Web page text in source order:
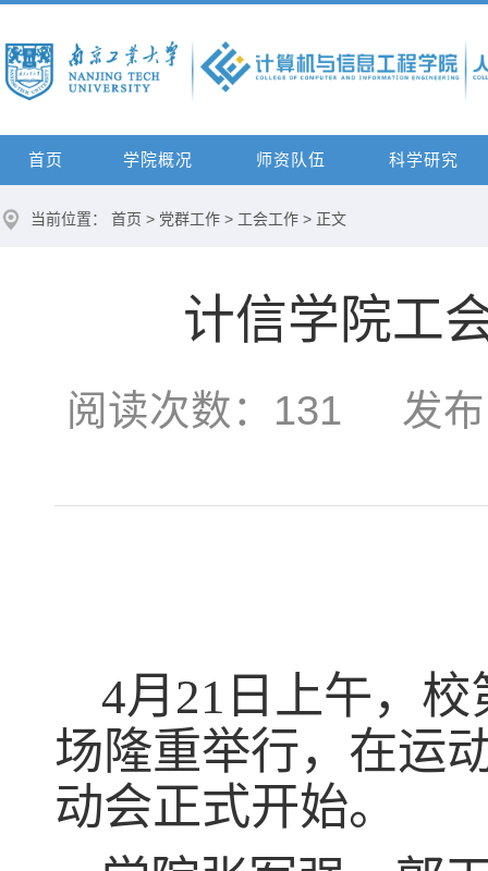
首页 学院概况 师资队伍 科学研究
当前位置： 首页 > 党群工作 > 工会工作 > 正文
计信学院工
阅读次数： 131 发布
4月 21 日上午，
场隆重举行，在运
动会正式开始。